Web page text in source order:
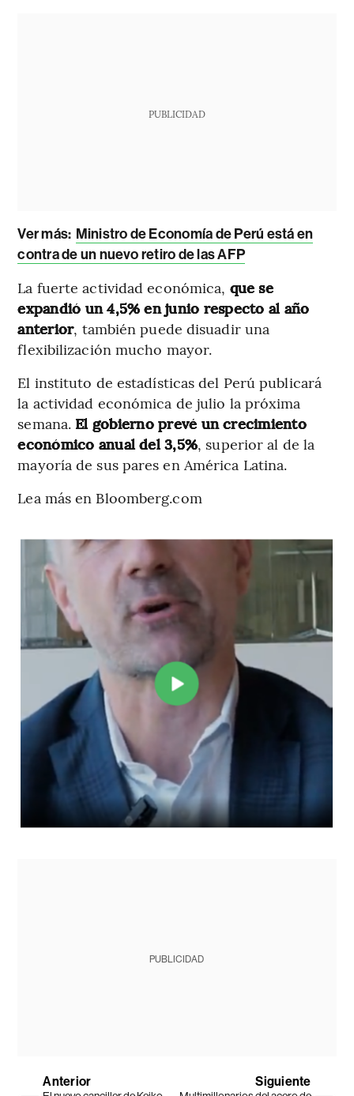
PUBLICIDAD
Ver más: Ministro de Economía de Perú está en
contra de un nuevo retiro de las AFP
La fuerte actividad económica, que se
expandió un 4,5% en junio respecto al año
anterior, también puede disuadir una
flexibilización mucho mayor.
El instituto de estadísticas del Perú publicará
la actividad económica de julio la próxima
semana. El gobierno prevé un crecimiento
económico anual del 3,5%, superior al de la
mayoría de sus pares en América Latina.
Lea más en Bloomberg.com
PUBLICIDAD
Anterior Siguiente